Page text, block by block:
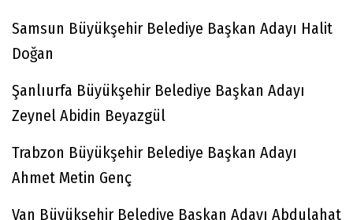
Samsun Büyükşehir Belediye Başkan Adayı Halit
Doğan
Şanlıurfa Büyükşehir Belediye Başkan Adayı
Zeynel Abidin Beyazgül
Trabzon Büyükşehir Belediye Başkan Adayı
Ahmet Metin Genç
Van Büyükşehir Belediye Başkan Adayı Abdulahat